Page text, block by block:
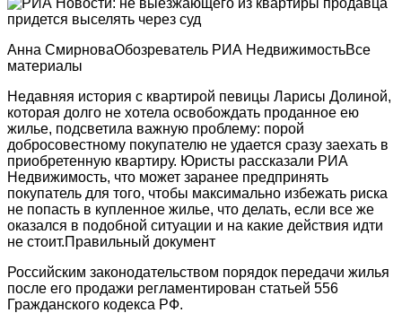
Анна СмирноваОбозреватель РИА НедвижимостьВсе
материалы
Недавняя история с квартирой певицы Ларисы Долиной,
которая долго не хотела освобождать проданное ею
жилье, подсветила важную проблему: порой
добросовестному покупателю не удается сразу заехать в
приобретенную квартиру. Юристы рассказали РИА
Недвижимость, что может заранее предпринять
покупатель для того, чтобы максимально избежать риска
не попасть в купленное жилье, что делать, если все же
оказался в подобной ситуации и на какие действия идти
не стоит.Правильный документ
Российским законодательством порядок передачи жилья
после его продажи регламентирован статьей 556
Гражданского кодекса РФ.